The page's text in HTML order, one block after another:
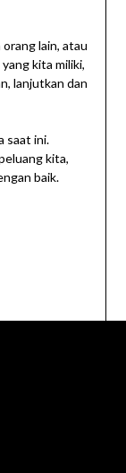
lain, atau
kita miliki,
lanjutkan dan
saat ini.
kita,
baik.